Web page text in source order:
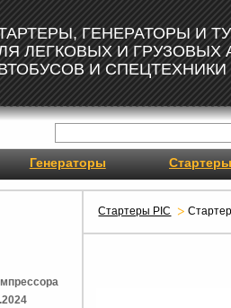
ГЕНЕРАТОРЫ И
ЛЕГКОВЫХ И ГРУЗОВЫХ
И СПЕЦТЕХНИКИ
Генераторы Стартеры
Стартеры PIC